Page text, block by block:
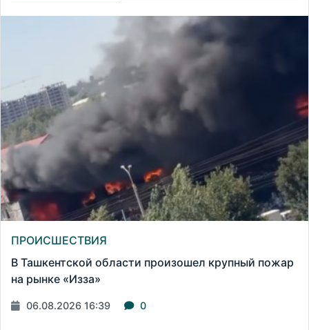
ПРОИСШЕСТВИЯ
В Ташкентской области произошел крупный пожар
на рынке «Изза»
06.08.2026 16:39 0